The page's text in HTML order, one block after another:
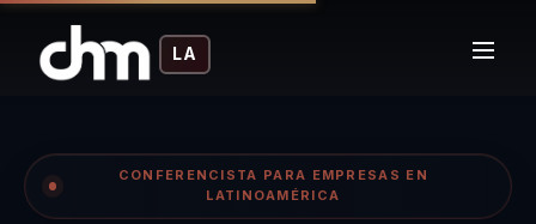
LA
CONFERENCISTA PARA EMPRESAS EN
LATINOAMÉRICA